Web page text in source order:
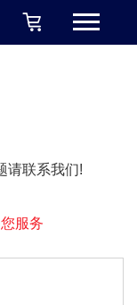
请联系我们!
服务